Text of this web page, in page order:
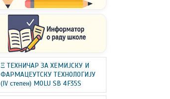
Ξ ТЕХНИЧАР ЗА ХЕМИЈСКУ И
ФАРМАЦЕУТСКУ ТЕХНОЛОГИЈУ
(IV степен) MOLU SB 4F35S